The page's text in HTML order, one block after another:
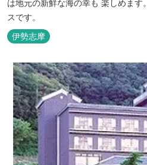
は地元の新鮮な海の幸も 楽しめま
スです。
伊勢志摩